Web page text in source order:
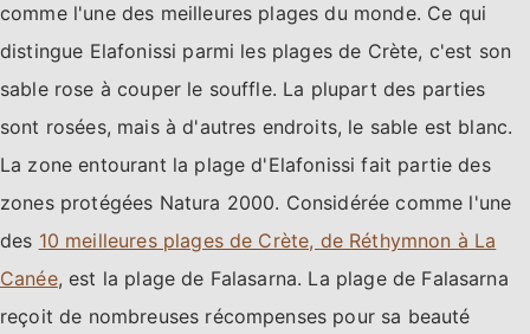
comme l'une des meilleures plages du monde. Ce qui
distingue Elafonissi parmi les plages de Crète, c'est son
sable rose à couper le souffle. La plupart des parties
sont rosées, mais à d'autres endroits, le sable est blanc.
La zone entourant la plage d'Elafonissi fait partie des
zones protégées Natura 2000. Considérée comme l'une
des 10 meilleures plages de Crète, de Réthymnon à La
Canée, est la plage de Falasarna. La plage de Falasarna
reçoit de nombreuses récompenses pour sa beauté